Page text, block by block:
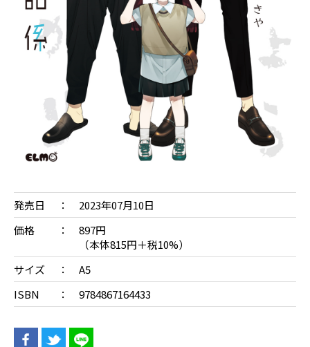
発売日
2023年07月10日
価格
897円
（本体815円＋税10%）
サイズ
A5
ISBN
9784867164433